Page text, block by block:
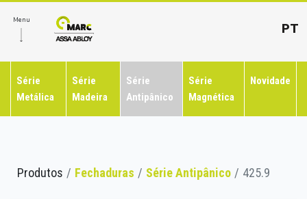
Menu
PT
Série
Metálica
Série
Madeira
Série
Antipânico
Série
Magnética
Novidade
Produtos Fechaduras Série Antipânico 425.9